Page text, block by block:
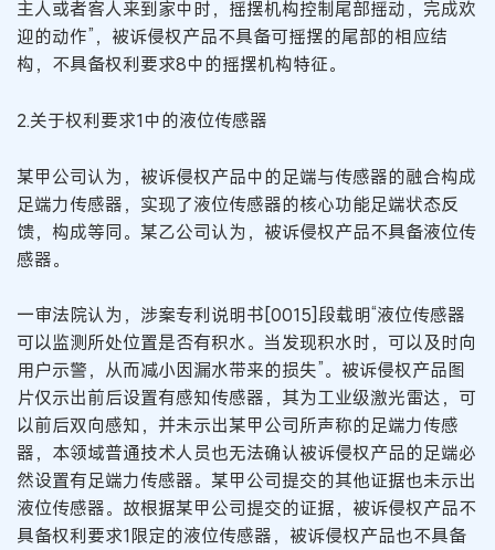
主人或者客人来到家中时，摇摆机构控制尾部摇动，完成欢
迎的动作”，被诉侵权产品不具备可摇摆的尾部的相应结
构，不具备权利要求8中的摇摆机构特征。
2.关于权利要求1中的液位传感器
某甲公司认为，被诉侵权产品中的足端与传感器的融合构成
足端力传感器，实现了液位传感器的核心功能足端状态反
馈，构成等同。某乙公司认为，被诉侵权产品不具备液位传
感器。
一审法院认为，涉案专利说明书[0015]段载明“液位传感器
可以监测所处位置是否有积水。当发现积水时，可以及时向
用户示警，从而减小因漏水带来的损失”。被诉侵权产品图
片仅示出前后设置有感知传感器，其为工业级激光雷达，可
以前后双向感知，并未示出某甲公司所声称的足端力传感
器，本领域普通技术人员也无法确认被诉侵权产品的足端必
然设置有足端力传感器。某甲公司提交的其他证据也未示出
液位传感器。故根据某甲公司提交的证据，被诉侵权产品不
具备权利要求1限定的液位传感器，被诉侵权产品也不具备